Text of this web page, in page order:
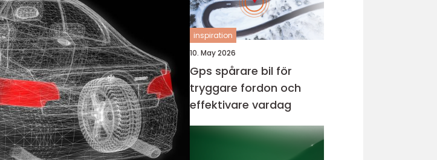
inspiration
10. May 2026
Gps spårare bil för
tryggare fordon och
effektivare vardag